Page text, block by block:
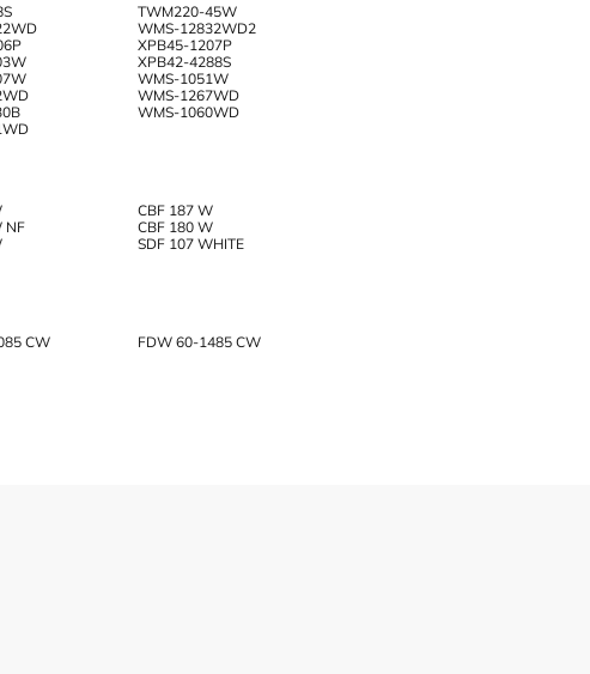
TWM220-45W
WMS-12832WD2
XPB45-1207P
XPB42-4288S
WMS-1051W
WMS-1267WD
WMS-1060WD
CBF 187 W
NF
CBF 180 W
SDF 107 WHITE
CW
FDW 60-1485 CW